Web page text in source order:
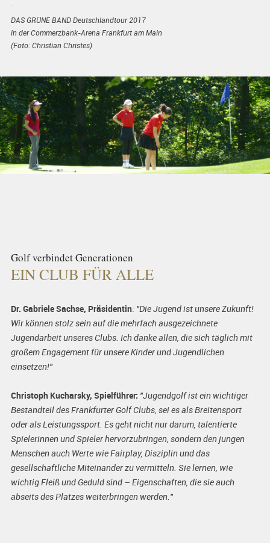
DAS GRÜNE BAND Deutschlandtour 2017
in der Commerzbank-Arena Frankfurt am Main
(Foto: Christian Christes)
Golf verbindet Generationen
EIN CLUB FÜR ALLE
Dr. Gabriele Sachse, Präsidentin: "Die Jugend ist unsere Zukunft!
Wir können stolz sein auf die mehrfach ausgezeichnete
Jugendarbeit unseres Clubs. Ich danke allen, die sich täglich mit
großem Engagement für unsere Kinder und Jugendlichen
einsetzen!"
Christoph Kucharsky, Spielführer: "Jugendgolf ist ein wichtiger
Bestandteil des Frankfurter Golf Clubs, sei es als Breitensport
oder als Leistungssport. Es geht nicht nur darum, talentierte
Spielerinnen und Spieler hervorzubringen, sondern den jungen
Menschen auch Werte wie Fairplay, Disziplin und das
gesellschaftliche Miteinander zu vermitteln. Sie lernen, wie
wichtig Fleiß und Geduld sind – Eigenschaften, die sie auch
abseits des Platzes weiterbringen werden."